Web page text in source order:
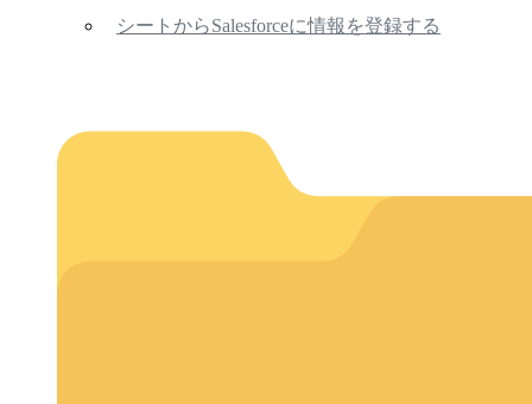
シートからSalesforceに情報を登録する